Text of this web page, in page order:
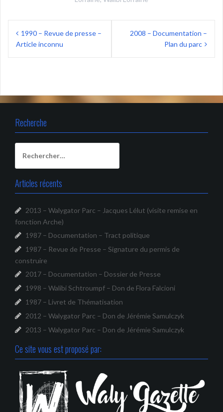
Navigation
de 1990 – Revue de presse –
Article inconnu
2008 – Documentation –
Plan du parc
Recherche
Articles récents
2013 – Walygator Parc – Jacques Lélut (visite remise en
fonction Arche)
1987 – Documentation – Tract politique
1987 – Revue de Presse – Signature du permis de
construire
2017 – Documentation – Dossier de Presse
1998 – Walibi Schtroumpf – Don de Flora Falcioni
1987 – Livret de Thématisation
2012 – Walygator Parc – Don de Jérémie Samulczyk
2013 – Walygator Parc – Don de Jérémie Samulczyk
Ce site vous est proposé par: